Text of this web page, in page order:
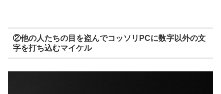
②他の人たちの目を盗んでコッソリPCに数字以外の文
字を打ち込むマイケル